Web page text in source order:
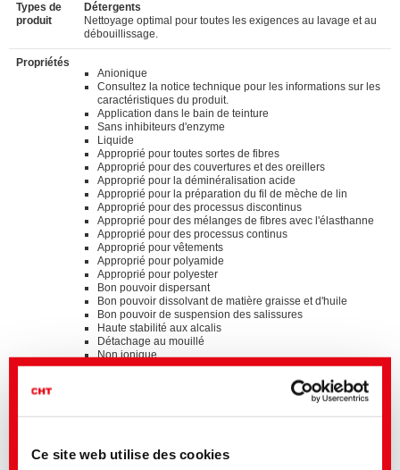
Ce site web utilise des cookies
Types de
produit
Détergents
Nettoyage optimal pour toutes les exigences au lavage et au
débouillissage.
Propriétés
Anionique
Consultez la notice technique pour les informations sur les
caractéristiques du produit.
Application dans le bain de teinture
Sans inhibiteurs d'enzyme
Liquide
Approprié pour toutes sortes de fibres
Approprié pour des couvertures et des oreillers
Approprié pour la déminéralisation acide
Approprié pour la préparation du fil de mèche de lin
Approprié pour des processus discontinus
Approprié pour des mélanges de fibres avec l'élasthanne
Approprié pour des processus continus
Approprié pour vêtements
Approprié pour polyamide
Approprié pour polyester
Bon pouvoir dispersant
Bon pouvoir dissolvant de matière graisse et d'huile
Bon pouvoir de suspension des salissures
Haute stabilité aux alcalis
Détachage au mouillé
Non ionique
Base polymère pour augmenter le pouvoir détergent
bluesign®APPROVED chemical product
ECOCERT GREENLIFE
ZDHC MRSL v3.1 Conformance Level 3